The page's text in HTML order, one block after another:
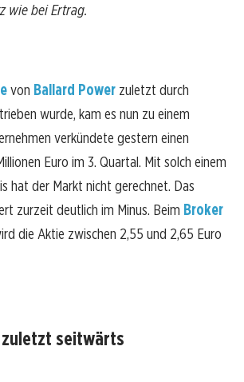
wie bei Ertrag.
von Ballard Power zuletzt durch
wurde, kam es nun zu einem
verkündete gestern einen
Euro im 3. Quartal. Mit solch einem
hat der Markt nicht gerechnet. Das
zurzeit deutlich im Minus. Beim Broker
die Aktie zwischen 2,55 und 2,65 Euro
seitwärts